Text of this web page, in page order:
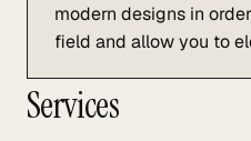
modern designs in
field and allow you to
Services